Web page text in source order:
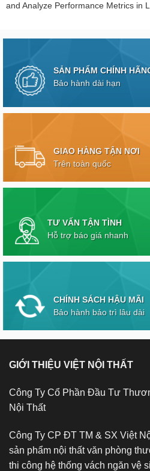
and Analyze Performance Metrics in
SẢN PHẨM CHÍNH
Bảo hành dài hạn
GIAO HÀNG TẬN NƠI
Trên toàn quốc
TƯ VẤN TẬN TÌNH
Hỗ trợ báo giá nhanh
CHÍNH SÁCH HẬU MÃI
Bảo hành bảo trì lâu dài
GIỚI THIỆU VIỆT NỘI THẤT
Công Ty Cổ Phần Đầu Tư
Nội Thất
Công Ty CP ĐT TM & SX Việt
sản phẩm nội thất văn phòng
thi công hệ thống vách ngăn vệ